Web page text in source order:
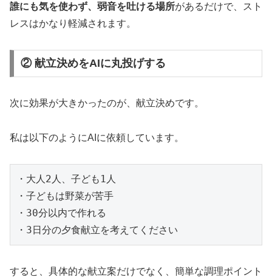
誰にも気を使わず、弱音を吐ける場所があるだけで、スト
レスはかなり軽減されます。
② 献立決めをAIに丸投げする
次に効果が大きかったのが、献立決めです。
私は以下のようにAIに依頼しています。
・大人2人、子ども1人
・子どもは野菜が苦手
・30分以内で作れる
すると、具体的な献立案だけでなく、簡単な調理ポイント